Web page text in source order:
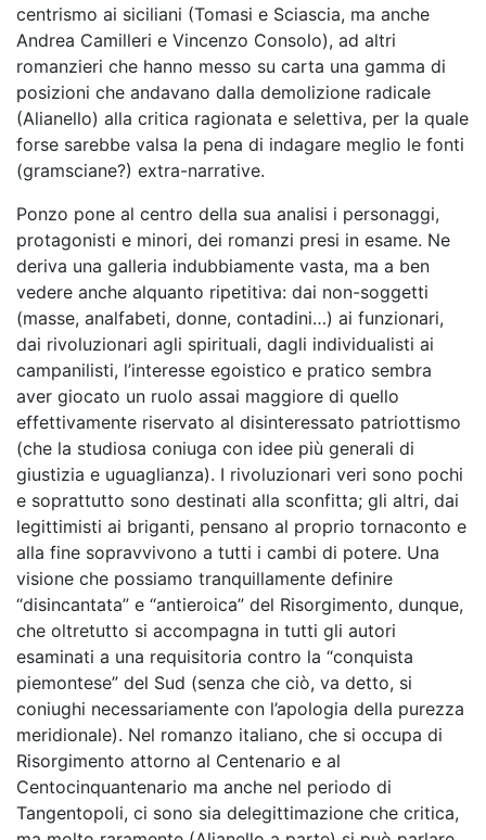
centrismo ai siciliani (Tomasi e Sciascia, ma anche
Andrea Camilleri e Vincenzo Consolo), ad altri
romanzieri che hanno messo su carta una gamma di
posizioni che andavano dalla demolizione radicale
(Alianello) alla critica ragionata e selettiva, per la quale
forse sarebbe valsa la pena di indagare meglio le fonti
(gramsciane?) extra-narrative.
Ponzo pone al centro della sua analisi i personaggi,
protagonisti e minori, dei romanzi presi in esame. Ne
deriva una galleria indubbiamente vasta, ma a ben
vedere anche alquanto ripetitiva: dai non-soggetti
(masse, analfabeti, donne, contadini…) ai funzionari,
dai rivoluzionari agli spirituali, dagli individualisti ai
campanilisti, l’interesse egoistico e pratico sembra
aver giocato un ruolo assai maggiore di quello
effettivamente riservato al disinteressato patriottismo
(che la studiosa coniuga con idee più generali di
giustizia e uguaglianza). I rivoluzionari veri sono pochi
e soprattutto sono destinati alla sconfitta; gli altri, dai
legittimisti ai briganti, pensano al proprio tornaconto e
alla fine sopravvivono a tutti i cambi di potere. Una
visione che possiamo tranquillamente definire
“disincantata” e “antieroica” del Risorgimento, dunque,
che oltretutto si accompagna in tutti gli autori
esaminati a una requisitoria contro la “conquista
piemontese” del Sud (senza che ciò, va detto, si
coniughi necessariamente con l’apologia della purezza
meridionale). Nel romanzo italiano, che si occupa di
Risorgimento attorno al Centenario e al
Centocinquantenario ma anche nel periodo di
Tangentopoli, ci sono sia delegittimazione che critica,